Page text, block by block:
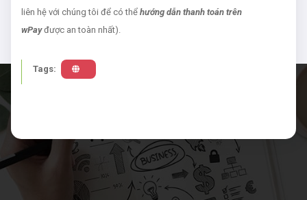
liên hệ với chúng tôi để có thể hướng dẫn thanh toán trên
wPayđược an toàn nhất).
Tags: